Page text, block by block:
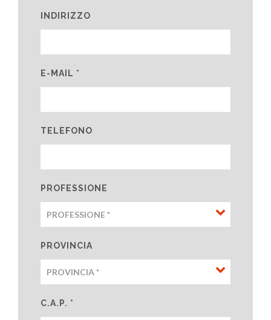
INDIRIZZO
E-MAIL *
TELEFONO
PROFESSIONE
PROVINCIA
C.A.P. *